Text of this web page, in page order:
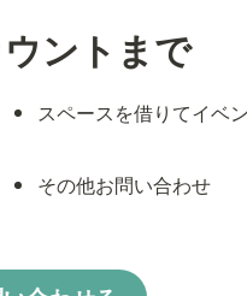
ントまで
スペースを借りてイベ
その他お問い合わせ